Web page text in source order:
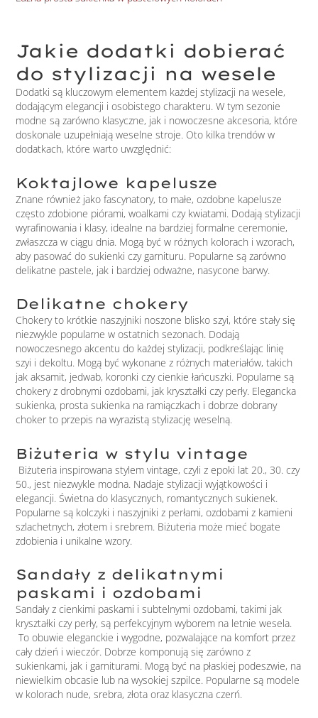
Jakie dodatki dobierać
do stylizacji na wesele
Dodatki są kluczowym elementem każdej stylizacji na wesele,
dodającym elegancji i osobistego charakteru. W tym sezonie
modne są zarówno klasyczne, jak i nowoczesne akcesoria, które
doskonale uzupełniają weselne stroje. Oto kilka trendów w
dodatkach, które warto uwzględnić:
Koktajlowe kapelusze
Znane również jako fascynatory, to małe, ozdobne kapelusze
często zdobione piórami, woalkami czy kwiatami. Dodają stylizacji
wyrafinowania i klasy, idealne na bardziej formalne ceremonie,
zwłaszcza w ciągu dnia. Mogą być w różnych kolorach i wzorach,
aby pasować do sukienki czy garnituru. Popularne są zarówno
delikatne pastele, jak i bardziej odważne, nasycone barwy.
Delikatne chokery
Chokery to krótkie naszyjniki noszone blisko szyi, które stały się
niezwykle popularne w ostatnich sezonach. Dodają
nowoczesnego akcentu do każdej stylizacji, podkreślając linię
szyi i dekoltu. Mogą być wykonane z różnych materiałów, takich
jak aksamit, jedwab, koronki czy cienkie łańcuszki. Popularne są
chokery z drobnymi ozdobami, jak kryształki czy perły. Elegancka
sukienka, prosta sukienka na ramiączkach i dobrze dobrany
choker to przepis na wyrazistą stylizację weselną.
Biżuteria w stylu vintage
Biżuteria inspirowana stylem vintage, czyli z epoki lat 20., 30. czy
50., jest niezwykle modna. Nadaje stylizacji wyjątkowości i
elegancji. Świetna do klasycznych, romantycznych sukienek.
Popularne są kolczyki i naszyjniki z perłami, ozdobami z kamieni
szlachetnych, złotem i srebrem. Biżuteria może mieć bogate
zdobienia i unikalne wzory.
Sandały z delikatnymi
paskami i ozdobami
Sandały z cienkimi paskami i subtelnymi ozdobami, takimi jak
kryształki czy perły, są perfekcyjnym wyborem na letnie wesela.
To obuwie eleganckie i wygodne, pozwalające na komfort przez
cały dzień i wieczór. Dobrze komponują się zarówno z
sukienkami, jak i garniturami. Mogą być na płaskiej podeszwie, na
niewielkim obcasie lub na wysokiej szpilce. Popularne są modele
w kolorach nude, srebra, złota oraz klasyczna czerń.